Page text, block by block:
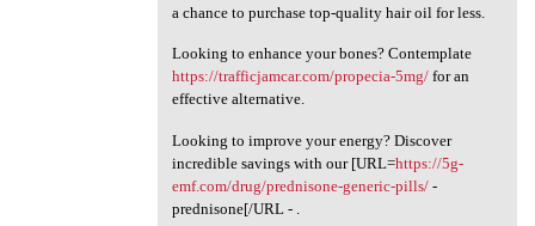
a chance to purchase top-quality hair oil for less.
Looking to enhance your bones? Contemplate
https://trafficjamcar.com/propecia-5mg/for an
effective alternative.
Looking to improve your energy? Discover
incredible savings with our [URL=https://5g-
emf.com/drug/prednisone-generic-pills/-
prednisone[/URL - .